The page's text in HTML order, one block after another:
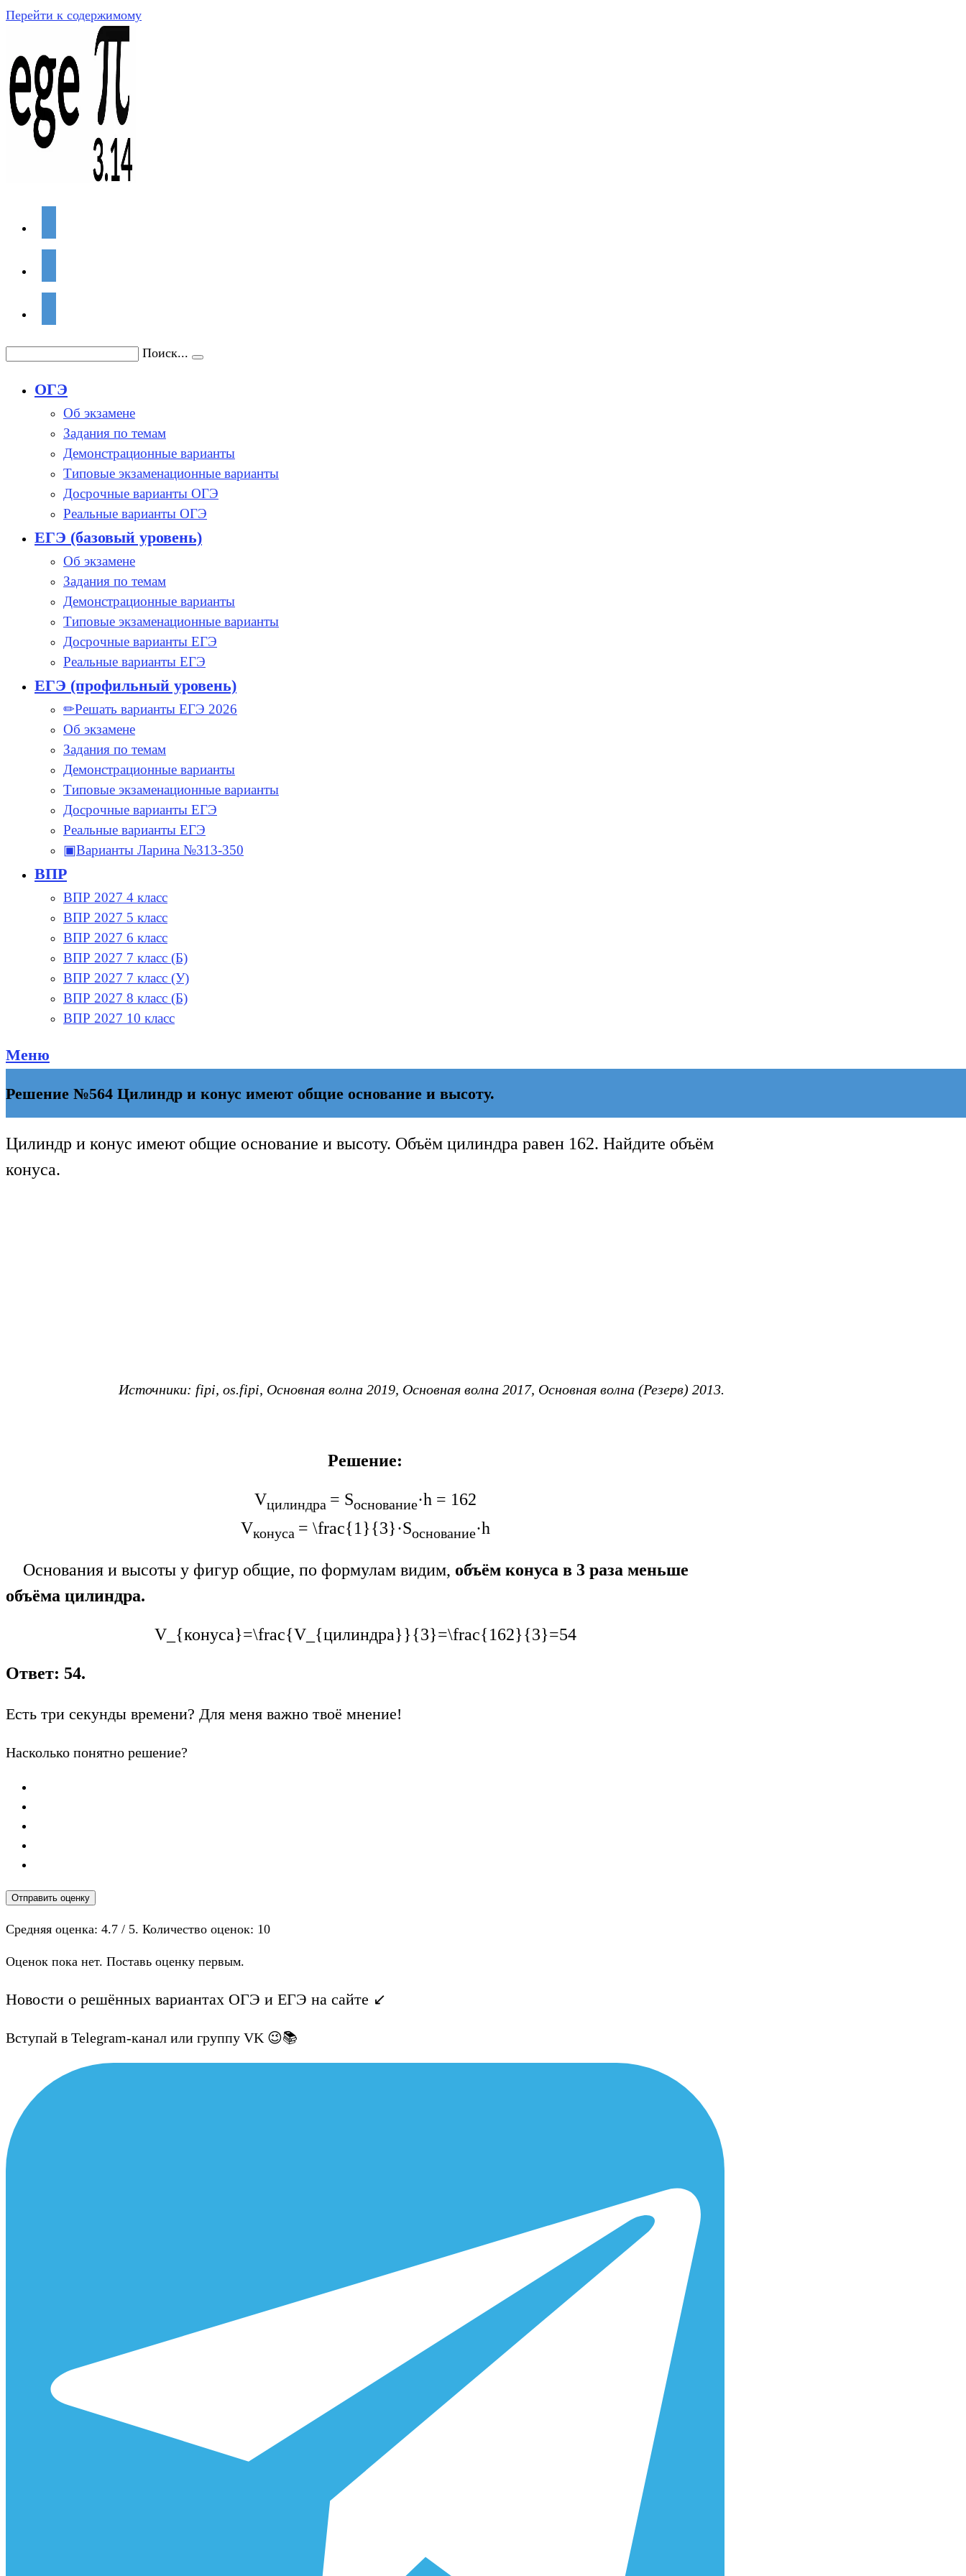
Перейти к содержимому
Поиск...
ОГЭ
Об экзамене
Задания по темам
Демонстрационные варианты
Типовые экзаменационные варианты
Досрочные варианты ОГЭ
Реальные варианты ОГЭ
ЕГЭ (базовый уровень)
Об экзамене
Задания по темам
Демонстрационные варианты
Типовые экзаменационные варианты
Досрочные варианты ЕГЭ
Реальные варианты ЕГЭ
ЕГЭ (профильный уровень)
✏Решать варианты ЕГЭ 2026
Об экзамене
Задания по темам
Демонстрационные варианты
Типовые экзаменационные варианты
Досрочные варианты ЕГЭ
Реальные варианты ЕГЭ
▣Варианты Ларина №313-350
ВПР
ВПР 2027 4 класс
ВПР 2027 5 класс
ВПР 2027 6 класс
ВПР 2027 7 класс (Б)
ВПР 2027 7 класс (У)
ВПР 2027 8 класс (Б)
ВПР 2027 10 класс
Меню
Решение №564 Цилиндр и конус имеют общие основание и высоту.
Цилиндр и конус имеют общие основание и высоту. Объём цилиндра равен 162. Найдите объём
конуса.
Источники: fipi, os.fipi, Основная волна 2019, Основная волна 2017, Основная волна (Резерв) 2013.
Решение:
Vцилиндра = Sоснование·h = 162
Vконуса = \frac{1}{3}·Sоснование·h
Основания и высоты у фигур общие, по формулам видим, объём конуса в 3 раза меньше
объёма цилиндра.
V_{конуса}=\frac{V_{цилиндра}}{3}=\frac{162}{3}=54
Ответ: 54.
Есть три секунды времени? Для меня важно твоё мнение!
Насколько понятно решение?
Отправить оценку
Средняя оценка: 4.7 / 5. Количество оценок: 10
Оценок пока нет. Поставь оценку первым.
Новости о решённых вариантах ОГЭ и ЕГЭ на сайте ↙️
Вступай в Telegram-канал или группу VK 😉📚